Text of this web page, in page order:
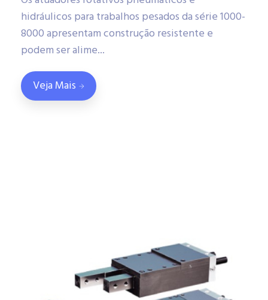
hidráulicos para trabalhos pesados da série 1000-
8000 apresentam construção resistente e
podem ser alime...
Veja Mais